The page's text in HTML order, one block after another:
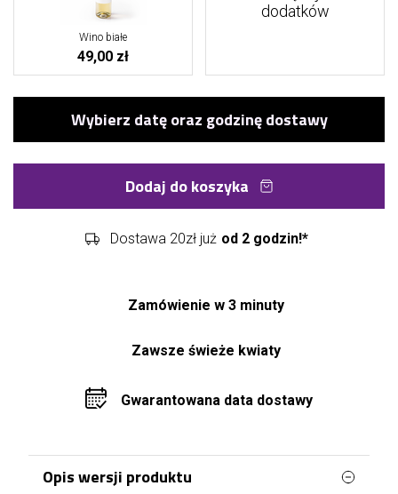
Wino białe
49,00 zł
dodatków
Dodaj do koszyka
Dostawa 20zł już od 2 godzin!*
Zamówienie w 3 minuty
Zawsze świeże kwiaty
Gwarantowana data dostawy
Opis wersji produktu